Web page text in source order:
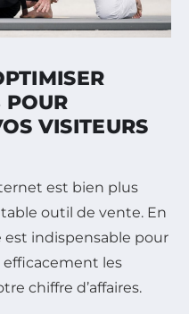
POUR
VISITEURS
est bien plus
outil de vente. En
est indispensable pour
les
chiffre d’affaires.